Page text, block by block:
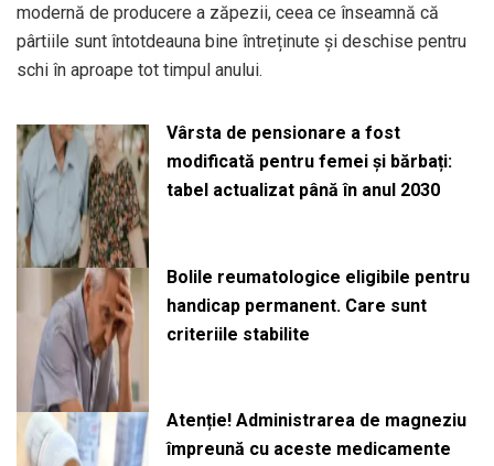
modernă de producere a zăpezii, ceea ce înseamnă că
pârtiile sunt întotdeauna bine întreținute și deschise pentru
schi în aproape tot timpul anului.
Vârsta de pensionare a fost
modificată pentru femei și bărbați:
tabel actualizat până în anul 2030
Bolile reumatologice eligibile pentru
handicap permanent. Care sunt
criteriile stabilite
Atenție! Administrarea de magneziu
împreună cu aceste medicamente